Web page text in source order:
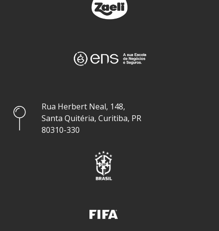
Rua Herbert Neal, 148,
Santa Quitéria, Curitiba, PR
80310-330